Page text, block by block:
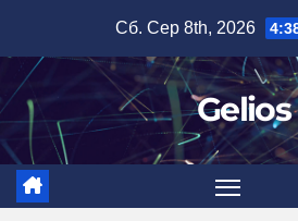
вмісту
Сб. Сер 8th, 2026
Gelios